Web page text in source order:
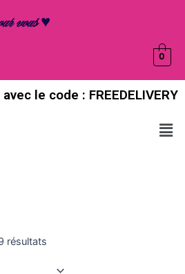
vous ♥
0
le code : FREEDELIVERY
résultats